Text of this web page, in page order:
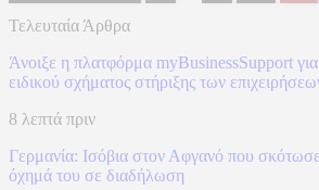
Τελευταία Άρθρα
Άνοιξε η πλατφόρμα myBusinessSupport
ειδικού σχήματος στήριξης των
8 λεπτά πριν
Γερμανία: Ισόβια στον Αφγανό που
όχημά του σε διαδήλωση